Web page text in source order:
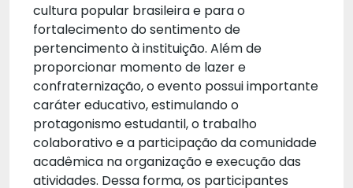
cultura popular brasileira e para o
fortalecimento do sentimento de
pertencimento à instituição. Além de
proporcionar momento de lazer e
confraternização, o evento possui importante
caráter educativo, estimulando o
protagonismo estudantil, o trabalho
colaborativo e a participação da comunidade
acadêmica na organização e execução das
atividades. Dessa forma, os participantes